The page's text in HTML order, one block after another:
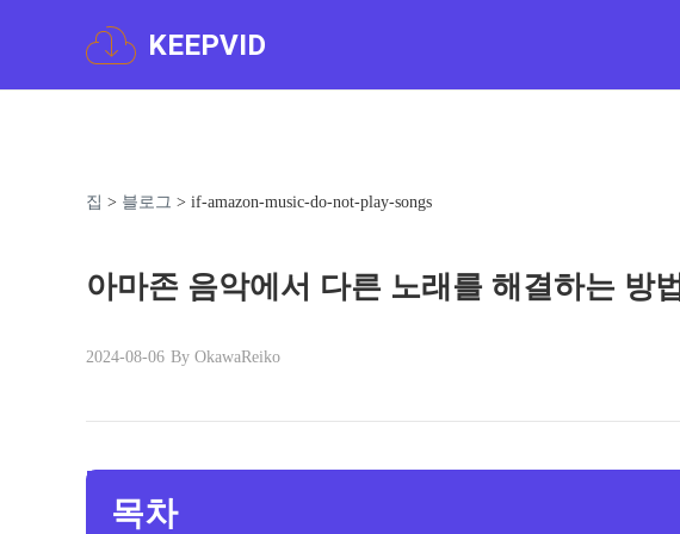
KEEPVID
집 > 블로그 > if-amazon-music-do-not-play-songs
아마존 음악에서 다른 노래를 해결하는 방법
2024-08-06 By OkawaReiko
목차